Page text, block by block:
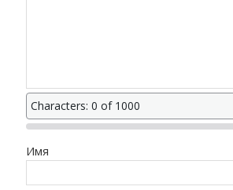
Characters: 0 of 1000
Имя